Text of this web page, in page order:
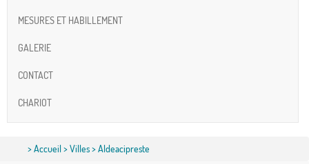
MESURES ET HABILLEMENT
GALERIE
CONTACT
CHARIOT
>Accueil>Villes> Aldeacipreste